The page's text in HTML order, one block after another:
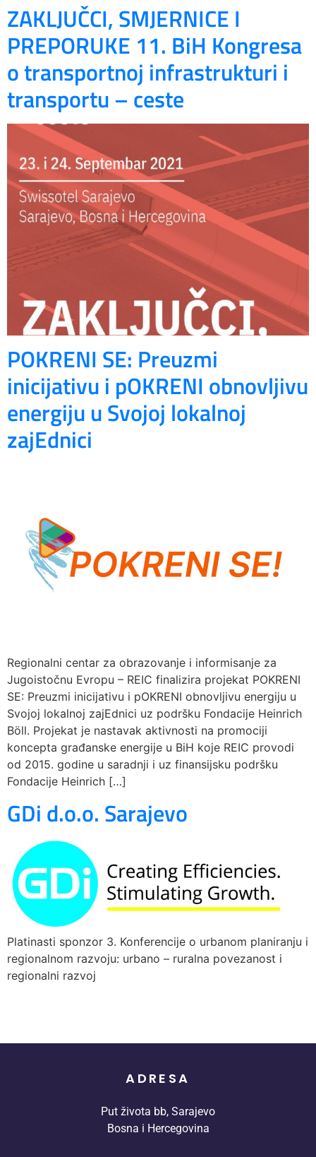
ZAKLJUČCI, SMJERNICE I
PREPORUKE 11. BiH Kongresa
o transportnoj infrastrukturi i
transportu – ceste
POKRENI SE: Preuzmi
inicijativu i pOKRENI obnovljivu
energiju u Svojoj lokalnoj
zajEdnici
Regionalni centar za obrazovanje i informisanje za
Jugoistočnu Evropu – REIC finalizira projekat POKRENI
SE: Preuzmi inicijativu i pOKRENI obnovljivu energiju u
Svojoj lokalnoj zajEdnici uz podršku Fondacije Heinrich
Böll. Projekat je nastavak aktivnosti na promociji
koncepta građanske energije u BiH koje REIC provodi
od 2015. godine u saradnji i uz finansijsku podršku
Fondacije Heinrich […]
GDi d.o.o. Sarajevo
Platinasti sponzor 3. Konferencije o urbanom planiranju i
regionalnom razvoju: urbano – ruralna povezanost i
regionalni razvoj
ADRESA
Put života bb, Sarajevo
Bosna i Hercegovina